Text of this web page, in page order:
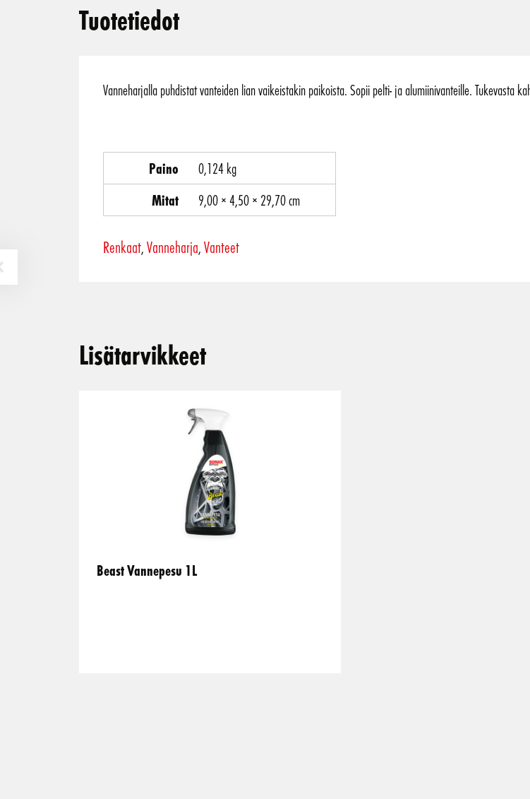
Tuotetiedot
Vanneharjalla puhdistat vanteiden lian vaikeistakin paikoista. Sopii pelti- ja alumiinivanteille. Tukevasta
Paino
0,124 kg
Mitat
9,00 × 4,50 × 29,70 cm
Renkaat,Vanneharja,Vanteet
Lisätarvikkeet
Beast Vannepesu 1L